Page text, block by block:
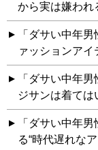
から実は嫌われ
「ダサい中年
ァッションアイ
「ダサい中年
ジサンは着ては
「ダサい中年
る“時代遅れな